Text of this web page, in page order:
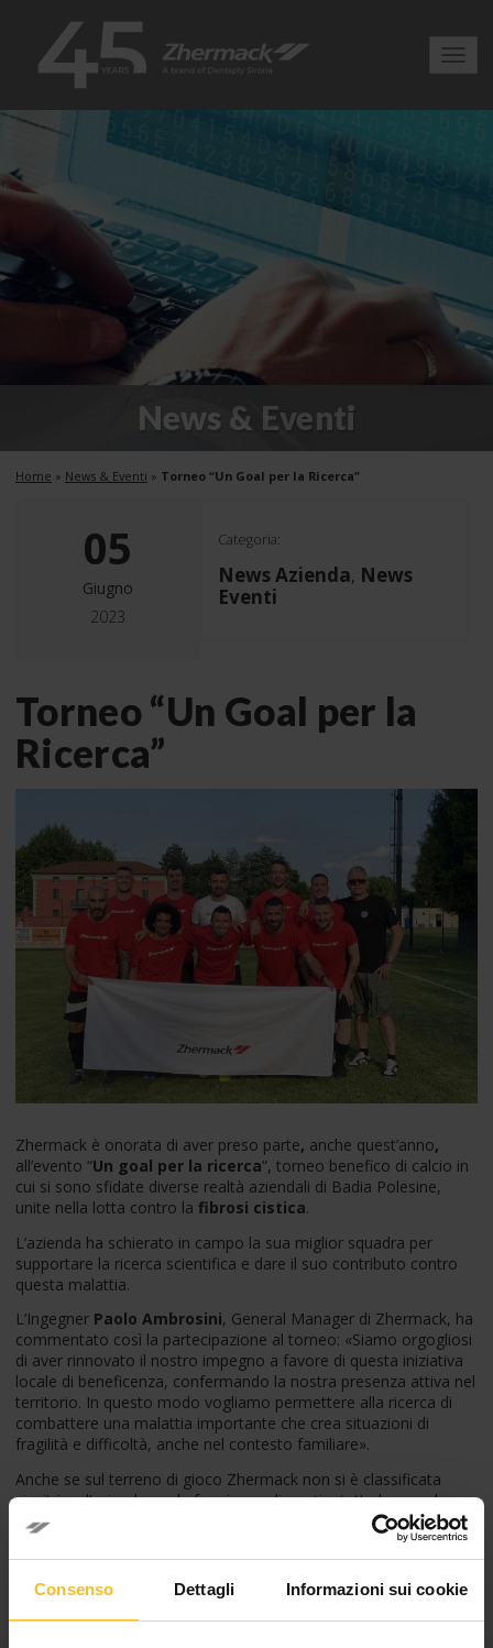
Consenso Dettagli Informazioni sui cookie
News & Eventi
Home » News & Eventi » Torneo “Un Goal per la Ricerca”
05
Giugno
2023
Categoria:
News Azienda, News
Eventi
Torneo “Un Goal per la
Ricerca”
Zhermack è onorata di aver preso parte, anche quest’anno,
all’evento “Un goal per la ricerca“, torneo benefico di calcio in
cui si sono sfidate diverse realtà aziendali di Badia Polesine,
unite nella lotta contro la fibrosi cistica.
L’azienda ha schierato in campo la sua miglior squadra per
supportare la ricerca scientifica e dare il suo contributo contro
questa malattia.
L’Ingegner Paolo Ambrosini, General Manager di Zhermack, ha
commentato così la partecipazione al torneo: «Siamo orgogliosi
di aver rinnovato il nostro impegno a favore di questa iniziativa
locale di beneficenza, confermando la nostra presenza attiva nel
territorio. In questo modo vogliamo permettere alla ricerca di
combattere una malattia importante che crea situazioni di
fragilità e difficoltà, anche nel contesto familiare».
Anche se sul terreno di gioco Zhermack non si è classificata
vincitrice, l’azienda vuole fare i complimenti a tutte le squadre
che sono scese in campo
, ma che in realtà erano
nel contribuire a queste iniziative sociali!